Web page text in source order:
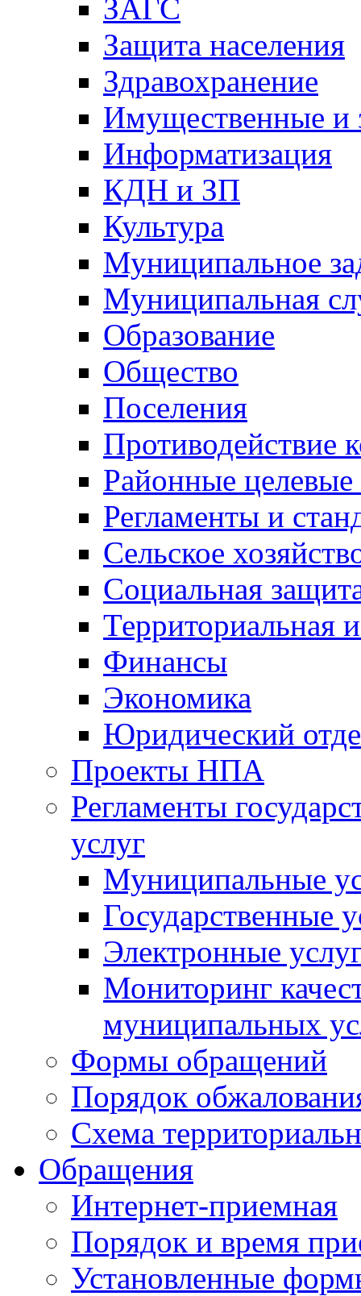
ЗАГС
Защита населения
Здравохранение
Имущественные и
Информатизация
КДН и ЗП
Культура
Муниципальное
Муниципальная
Образование
Общество
Поселения
Противодействие
Районные
Регламенты и
Сельское
Социальная
Территориальная
Финансы
Экономика
Юридический
Проекты НПА
Регламенты
услуг
Муниципальные
Государственные
Электронные
Мониторинг
муниципальных
Формы обращений
Порядок
Схема
Обращения
Интернет-приемная
Порядок и время
Установленные